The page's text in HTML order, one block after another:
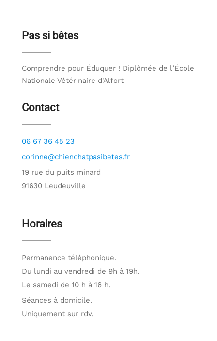
Pas si bêtes
Comprendre pour Éduquer ! Diplômée de l’École
Nationale Vétérinaire d'Alfort
Contact
06 67 36 45 23
corinne@chienchatpasibetes.fr
19 rue du puits minard
91630 Leudeuville
Horaires
Permanence téléphonique.
Du lundi au vendredi de 9h à 19h.
Le samedi de 10 h à 16 h.
Séances à domicile.
Uniquement sur rdv.